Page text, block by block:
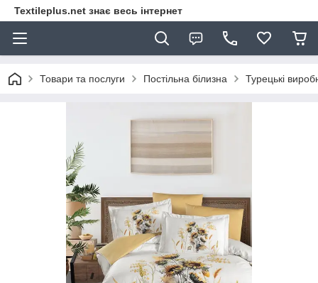
Textileplus.net знає весь інтернет
Товари та послуги Постільна білизна Турецькі